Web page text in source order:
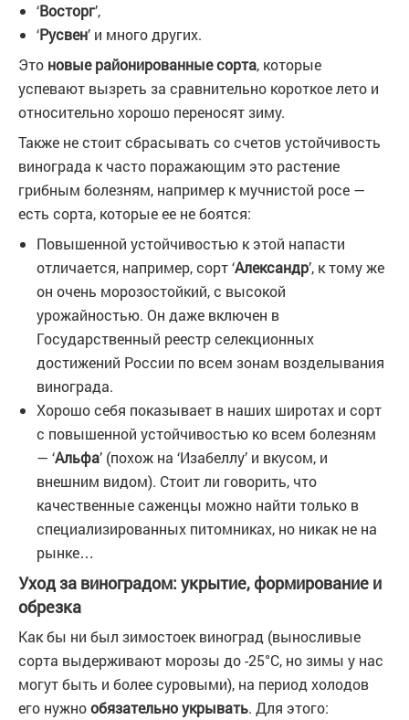
‘Восторг’,
‘Русвен’ и много других.
Это новые районированные сорта, которые
успевают вызреть за сравнительно короткое лето и
относительно хорошо переносят зиму.
Также не стоит сбрасывать со счетов устойчивость
винограда к часто поражающим это растение
грибным болезням, например к мучнистой росе —
есть сорта, которые ее не боятся:
Повышенной устойчивостью к этой напасти
отличается, например, сорт ‘Александр’, к тому же
он очень морозостойкий, с высокой
урожайностью. Он даже включен в
Государственный реестр селекционных
достижений России по всем зонам возделывания
винограда.
Хорошо себя показывает в наших широтах и сорт
с повышенной устойчивостью ко всем болезням
— ‘Альфа’ (похож на ‘Изабеллу’ и вкусом, и
внешним видом). Стоит ли говорить, что
качественные саженцы можно найти только в
специализированных питомниках, но никак не на
рынке…
Уход за виноградом: укрытие, формирование и
обрезка
Как бы ни был зимостоек виноград (выносливые
сорта выдерживают морозы до -25°С, но зимы у нас
могут быть и более суровыми), на период холодов
его нужнообязательно укрывать. Для этого: